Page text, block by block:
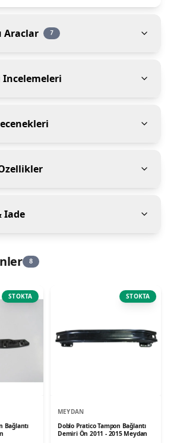
Araclar 7
Iade
8
STOKTA
Bağlantı
STOKTA
MEYDAN
Doblo Pratico Tampon Bağlantı
Demiri Ön 2011 - 2015 Meydan